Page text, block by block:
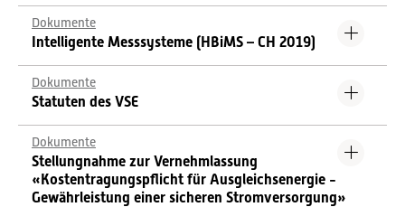
Dokumente
Intelligente Messsysteme (HBiMS – CH 2019)
Dokumente
Statuten des VSE
Dokumente
Stellungnahme zur Vernehmlassung
«Kostentragungspflicht für Ausgleichsenergie -
Gewährleistung einer sicheren Stromversorgung»